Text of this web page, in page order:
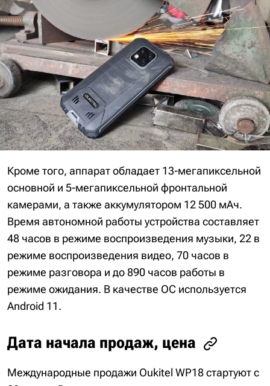
Кроме того, аппарат обладает 13-мегапиксельной
основной и 5-мегапиксельной фронтальной
камерами, а также аккумулятором 12 500 мАч.
Время автономной работы устройства составляет
48 часов в режиме воспроизведения музыки, 22 в
режиме воспроизведения видео, 70 часов в
режиме разговора и до 890 часов работы в
режиме ожидания. В качестве ОС используется
Android 11.
Дата начала продаж, цена
Международные продажи Oukitel WP18 стартуют с